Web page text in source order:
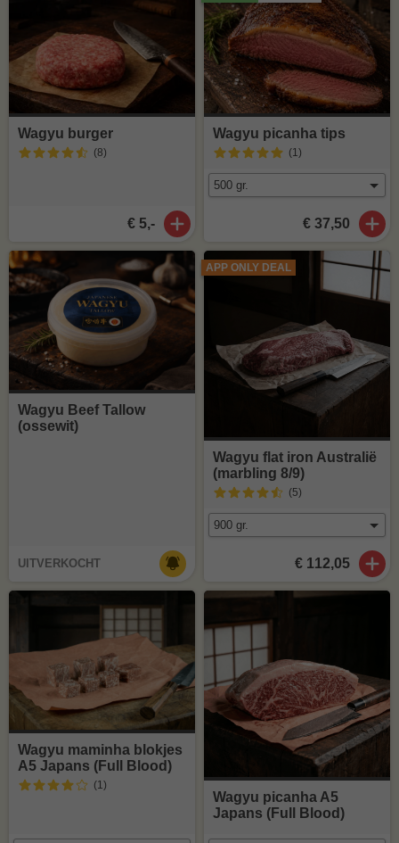
Wagyu burger
(8)
€ 5,-
Wagyu picanha tips
(1 )
€ 37,50
Wagyu Beef Tallow
(ossewit)
UITVERKOCHT
APP ONLY DEAL
Wagyu flat iron Australië
(marbling 8/9)
(5)
€ 112,05
Wagyu maminha blokjes
A5 Japans (Full Blood)
(1)
Wagyu picanha A5
Japans (Full Blood)